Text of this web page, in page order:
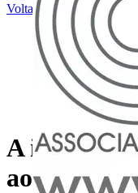
Voltar para Notícias
A
ao redor